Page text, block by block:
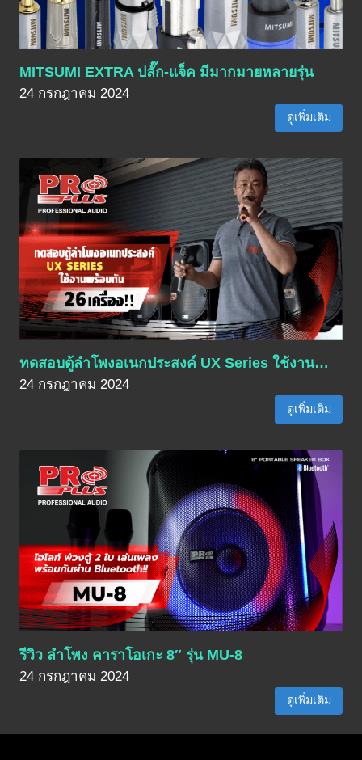
MITSUMI EXTRA ปลั๊ก-แจ็ค มีมากมายหลายรุ่น
24 กรกฎาคม 2024
ดูเพิ่มเติม
ทดสอบตู้ลำโพงอเนกประสงค์ UX Series ใช้งาน…
24 กรกฎาคม 2024
ดูเพิ่มเติม
รีวิว ลำโพง คาราโอเกะ 8″ รุ่น MU-8
24 กรกฎาคม 2024
ดูเพิ่มเติม